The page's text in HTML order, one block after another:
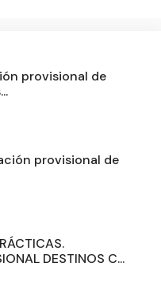
provisional de
provisional de
DESTINOS C...